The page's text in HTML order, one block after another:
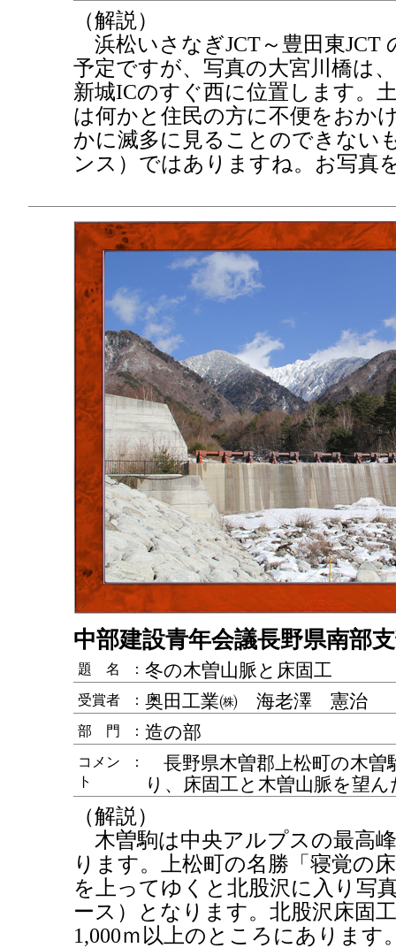
（解説）
浜松いさなぎJCT～豊田東JCT
予定ですが、写真の大宮川橋は
新城ICのすぐ西に位置します。
は何かと住民の方に不便をおか
かに滅多に見ることのできない
ンス）ではありますね。お写真
中部建設青年会議長野県南部
題 名 ： 冬の木曽山脈と床固工
受賞者 ： 奥田工業㈱ 海老澤 憲治
部 門 ： 造の部
コメン
ト
：
長野県木曽郡上松町の木曽
り、床固工と木曽山脈を望
（解説）
木曽駒は中央アルプスの最高
ります。上松町の名勝「寝覚の
を上ってゆくと北股沢に入り写
ース）となります。北股沢床固
1,000ｍ以上のところにあります